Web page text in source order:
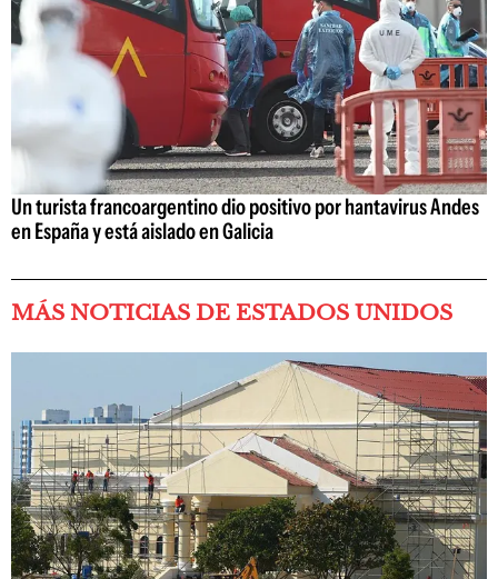
Un turista francoargentino dio positivo por hantavirus Andes
en España y está aislado en Galicia
MÁS NOTICIAS DE ESTADOS UNIDOS